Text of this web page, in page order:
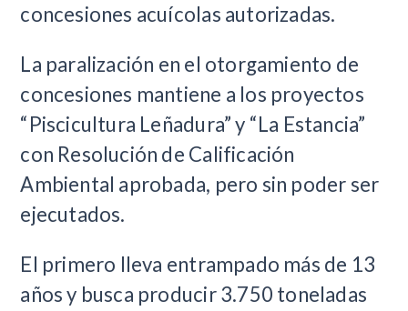
concesiones acuícolas autorizadas.
La paralización en el otorgamiento de
concesiones mantiene a los proyectos
“Piscicultura Leñadura” y “La Estancia”
con Resolución de Calificación
Ambiental aprobada, pero sin poder ser
ejecutados.
El primero lleva entrampado más de 13
años y busca producir 3.750 toneladas